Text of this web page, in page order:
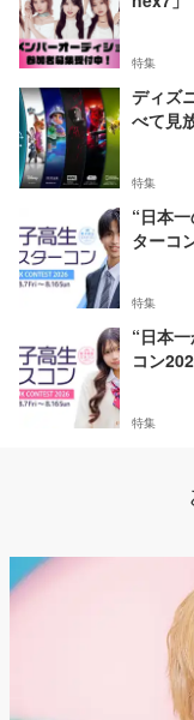
特集
ディズ
べて見
特集
“日本
ターコ
特集
“日本
コン
特集